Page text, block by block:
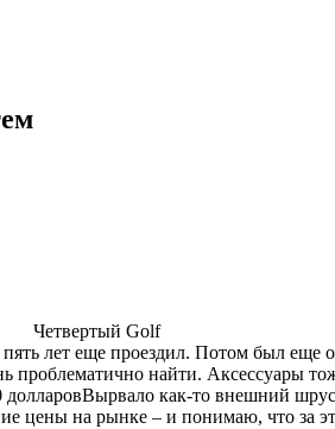
Четвертый Golf
лет еще проездил. Потом был
проблематично найти. Аксессуары
как-то внешний
цены на рынке – и понимаю, что за